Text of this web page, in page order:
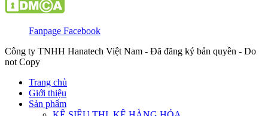
Fanpage Facebook
Công ty TNHH Hanatech Việt Nam - Đã đăng ký bản quyền - Do
not Copy
Trang chủ
Giới thiệu
Sản phẩm